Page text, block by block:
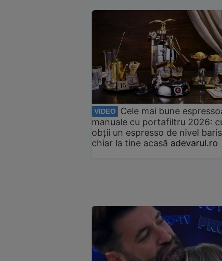
VIDEO
Cele mai bune
manuale cu portafiltru 2026:
obții un espresso de nivel
chiar la tine acasă adevarul.ro